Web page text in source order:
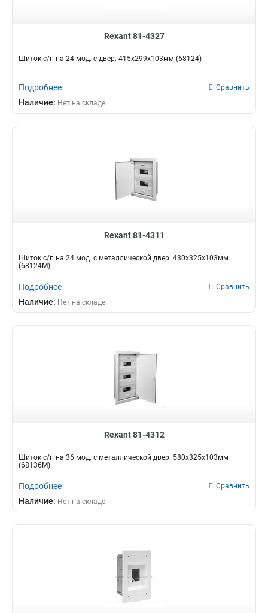
Rexant 81-4327
Щиток с/п на 24 мод. с двер. 415х299х103мм (68124)
Подробнее Сравнить
Наличие: Нет на складе
Rexant 81-4311
Щиток с/п на 24 мод. с металлической двер. 430х325х103мм
(68124М)
Подробнее Сравнить
Наличие: Нет на складе
Rexant 81-4312
Щиток с/п на 36 мод. с металлической двер. 580х325х103мм
(68136М)
Подробнее Сравнить
Наличие: Нет на складе